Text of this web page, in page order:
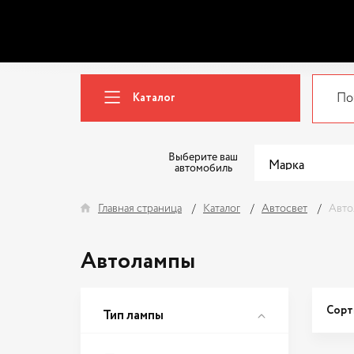
Каталог
Выберите ваш
автомобиль
Главная страница Каталог Автосвет
Автолампы
Тип лампы